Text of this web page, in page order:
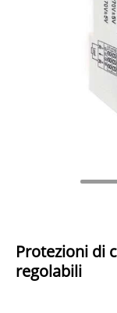
Protezioni di
regolabili